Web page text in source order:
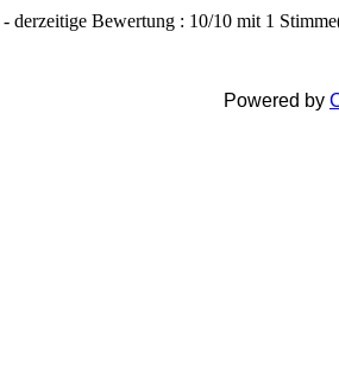
- derzeitige Bewertung : 10/10 mit 1
Powered by